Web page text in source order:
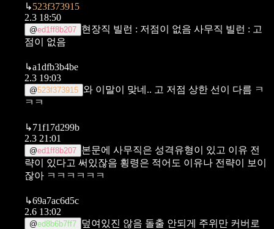
↳523f373915
2.3 18:50
@ed1ff8b207 현장직 빌런 : 저점이 없음 사무직 빌런 : 고
점이 없음
↳a1dfb3b4be
2.3 19:03
@523f373915 와 이말이 맞네.. 고 저점 상한 선이 다름 ㅋ
ㅋㅋ
↳71f17d299b
2.3 21:01
@ed1ff8b207 본문에 사무직은 성격유형이 있고 이유 전
략이 있다고 써있잖음 횡령은 적어도 이유나 전략이 보이
잖아 ㅋㅋㅋㅋㅋㅋ
↳69a7ac6d5c
2.6 13:02
@ed8b6b7ff7 덮여있진 않음 돌출 안되게 주위만 커버로